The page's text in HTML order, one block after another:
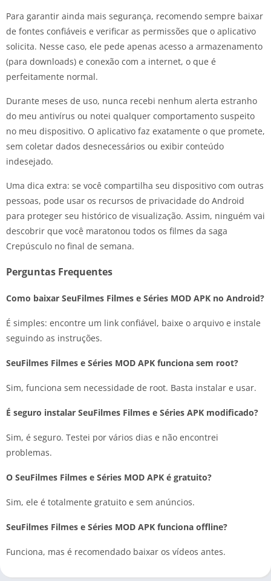
Para garantir ainda mais segurança, recomendo sempre baixar
de fontes confiáveis e verificar as permissões que o aplicativo
solicita. Nesse caso, ele pede apenas acesso a armazenamento
(para downloads) e conexão com a internet, o que é
perfeitamente normal.
Durante meses de uso, nunca recebi nenhum alerta estranho
do meu antivírus ou notei qualquer comportamento suspeito
no meu dispositivo. O aplicativo faz exatamente o que promete,
sem coletar dados desnecessários ou exibir conteúdo
indesejado.
Uma dica extra: se você compartilha seu dispositivo com outras
pessoas, pode usar os recursos de privacidade do Android
para proteger seu histórico de visualização. Assim, ninguém vai
descobrir que você maratonou todos os filmes da saga
Crepúsculo no final de semana.
Perguntas Frequentes
Como baixar SeuFilmes Filmes e Séries MOD APK no Android?
É simples: encontre um link confiável, baixe o arquivo e instale
seguindo as instruções.
SeuFilmes Filmes e Séries MOD APK funciona sem root?
Sim, funciona sem necessidade de root. Basta instalar e usar.
É seguro instalar SeuFilmes Filmes e Séries APK modificado?
Sim, é seguro. Testei por vários dias e não encontrei
problemas.
O SeuFilmes Filmes e Séries MOD APK é gratuito?
Sim, ele é totalmente gratuito e sem anúncios.
SeuFilmes Filmes e Séries MOD APK funciona offline?
Funciona, mas é recomendado baixar os vídeos antes.